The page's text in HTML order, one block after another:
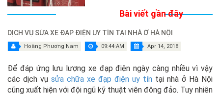
Bài viết gần đây
DỊCH VỤ SỬA XE ĐẠP ĐIỆN UY TÍN TẠI NHÀ Ở HÀ NỘI
Hoàng Phương Nam 09:44:AM Apr 14, 2018
Để đáp ứng lưu lượng xe đạp điện ngày càng nhiều vì vậy
các dịch vụ sửa chữa xe đạp điện uy tín tại nhà ở Hà Nội
cũng xuất hiện với đội ngũ kỹ thuật viên đông đảo. Tuy nhiên